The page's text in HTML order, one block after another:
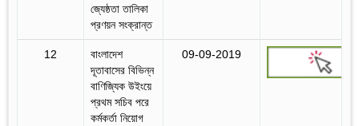
জ্যেষ্ঠতা তালিকা
প্রণয়ন সংক্রান্ত
12
বাংলাদেশ
দূতাবাসের বিভিন্ন
বাণিজ্যিক উইংয়ে
প্রথম সচিব পরে
কর্মকর্তা নিয়োগ
09-09-2019